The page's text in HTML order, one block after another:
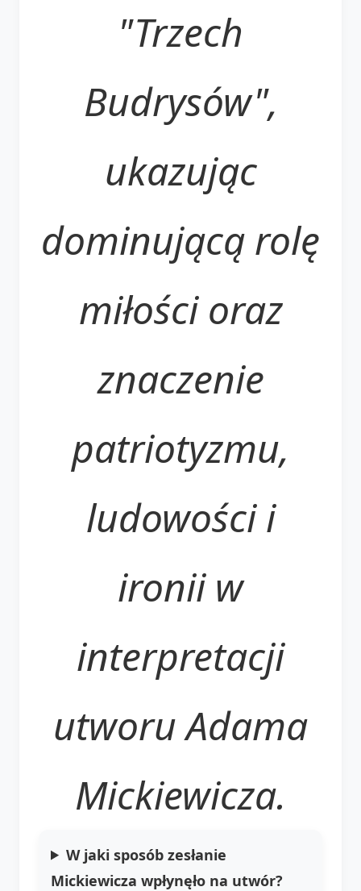
"Trzech
Budrysów",
ukazując
dominującą rolę
miłości oraz
znaczenie
patriotyzmu,
ludowości i
ironii w
interpretacji
utworu Adama
Mickiewicza.
W jaki sposób zesłanie
Mickiewicza wpłynęło na utwór?